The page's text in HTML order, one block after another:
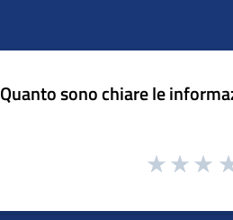
Quanto sono chiare le